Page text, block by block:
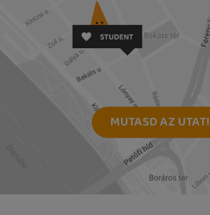
MUTASD AZ UTAT!